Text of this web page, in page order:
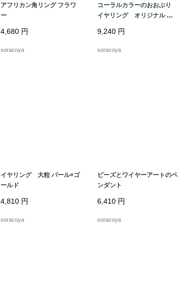
アフリカン角リング フラワ
ー
4,680円
soracoya
コーラルカラーのおおぶり
イヤリング オリジナル 台
9,240 円
soracoya
イヤリング 大粒 パール×ゴ
ールド
4,810円
soracoya
ビーズとワイヤーアートのペ
ンダント
6,410 円
soracoya